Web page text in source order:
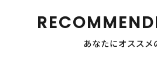
あなたにオススメ